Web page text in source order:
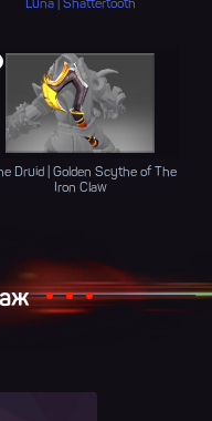
Luna | Shattertooth
Druid | Golden Scythe of The
Iron Claw